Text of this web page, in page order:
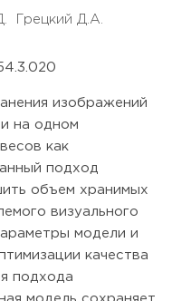
Грецкий Д.А.
изображений
на одном
как
подход
объем хранимых
визуального
модели и
качества
подхода